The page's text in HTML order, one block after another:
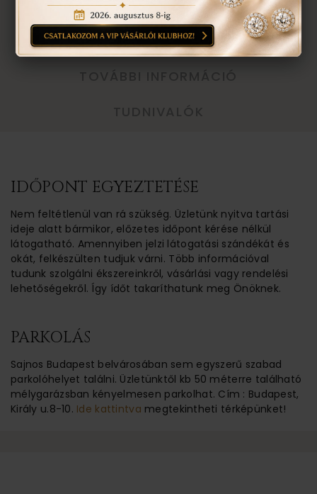
EGYEZTETÉS
TOVÁBBI INFORMÁCIÓ
IDŐPONT EGYEZTETÉSE
Nem feltétlenül van rá szükség. Üzletünk nyitva tartási
ideje alatt bármikor, előzetes időpont kérése nélkül
látogatható. Amennyiben jelzi látogatási szándékát és
okát, felkészülten tudjuk várni. Több információval
tudunk szolgálni ékszereinkről, vásárlási vagy rendelési
lehetőségekről. Így ídőt takaríthatunk meg Önöknek.
PARKOLÁS
Sajnos Budapest belvárosában sem egyszerű szabad
parkolóhelyet találni. Üzletünktől kb 50 méterre található
mélygarázsban kényelmesen parkolhat. Cím : Budapest,
Király u.8-10. Ide kattintva megtekintheti térképünket!